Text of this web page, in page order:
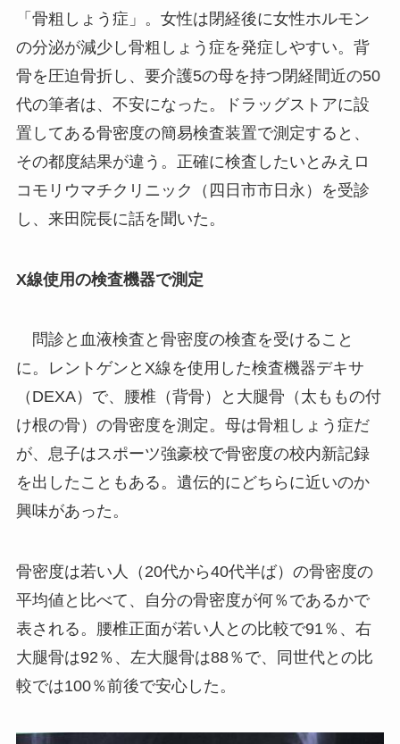
「骨粗しょう症」。女性は閉経後に女性ホルモン
の分泌が減少し骨粗しょう症を発症しやすい。背
骨を圧迫骨折し、要介護5の母を持つ閉経間近の50
代の筆者は、不安になった。ドラッグストアに設
置してある骨密度の簡易検査装置で測定すると、
その都度結果が違う。正確に検査したいとみえロ
コモリウマチクリニック（四日市市日永）を受診
し、来田院長に話を聞いた。
X線使用の検査機器で測定
問診と血液検査と骨密度の検査を受けること
に。レントゲンとX線を使用した検査機器デキサ
（DEXA）で、腰椎（背骨）と大腿骨（太ももの付
け根の骨）の骨密度を測定。母は骨粗しょう症だ
が、息子はスポーツ強豪校で骨密度の校内新記録
を出したこともある。遺伝的にどちらに近いのか
興味があった。
骨密度は若い人（20代から40代半ば）の骨密度の
平均値と比べて、自分の骨密度が何％であるかで
表される。腰椎正面が若い人との比較で91％、右
大腿骨は92％、左大腿骨は88％で、同世代との比
較では100％前後で安心した。